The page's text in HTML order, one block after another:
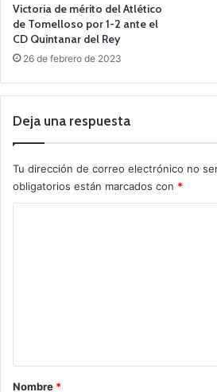
Victoria de mérito del Atlético
de Tomelloso por 1-2 ante el
CD Quintanar del Rey
26 de febrero de 2023
Deja una respuesta
Tu dirección de correo electrónico no
obligatorios están marcados con *
rNombre *